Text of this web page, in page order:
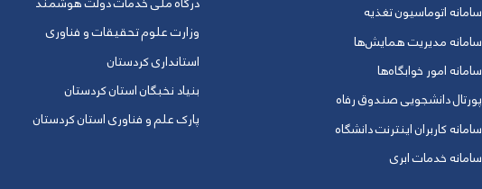
سامانه اتوماسیون تغذیه
سامانه مدیریت همایش‌ها
سامانه امور خوابگاه‌ها
پورتال دانشجویی صندوق رفاه
سامانه کاربران اینترنت دانشگاه
سامانه خدمات ابری
وزارت علوم تحقیقات و فناوری
استانداری کردستان
بنیاد نخبگان استان کردستان
پارک علم و فناوری استان کردستان